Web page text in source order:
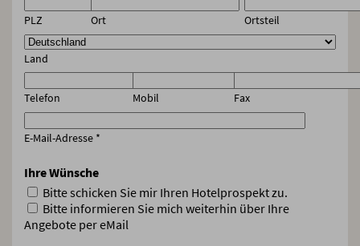
PLZ Ort Ortsteil
Land
Telefon Mobil Fax
E-Mail-Adresse *
Ihre Wünsche
Bitte schicken Sie mir Ihren Hotelprospekt zu.
Bitte informieren Sie mich weiterhin über Ihre
Angebote per eMail